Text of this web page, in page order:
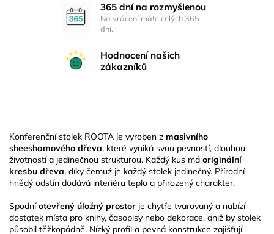
365 dní na rozmyšlenou
Na vrácení máte celých 365
dní.
Hodnocení našich
zákazníků
Konferenční stolek ROOTA je vyroben z masivního
sheeshamového dřeva, které vyniká svou pevností, dlouhou
životností a jedinečnou strukturou. Každý kus má originální
kresbu dřeva, díky čemuž je každý stolek jedinečný. Přírodní
hnědý odstín dodává interiéru teplo a přirozený charakter.
Spodníotevřený úložný prostor je chytře tvarovaný a nabízí
dostatek místa pro knihy, časopisy nebo dekorace, aniž by stolek
působil těžkopádně. Nízký profil a pevná konstrukce zajišťují